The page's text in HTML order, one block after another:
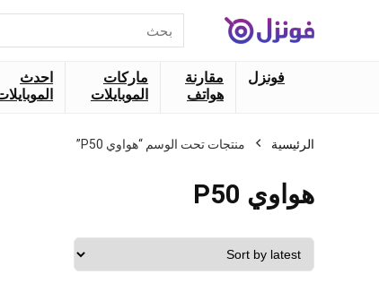
عن:
فونزل
مقارنة
هواتف
ماركات
الموبايلات
احدث
الرئيسية منتجات تحت الوسم “هواوي P50”
هواوي P50